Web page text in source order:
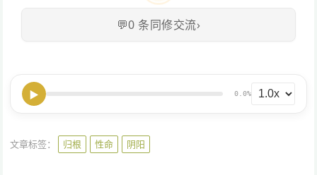
💬0 条同修交流›
▶ 0.0%
文章标签： 归根 性命 阴阳